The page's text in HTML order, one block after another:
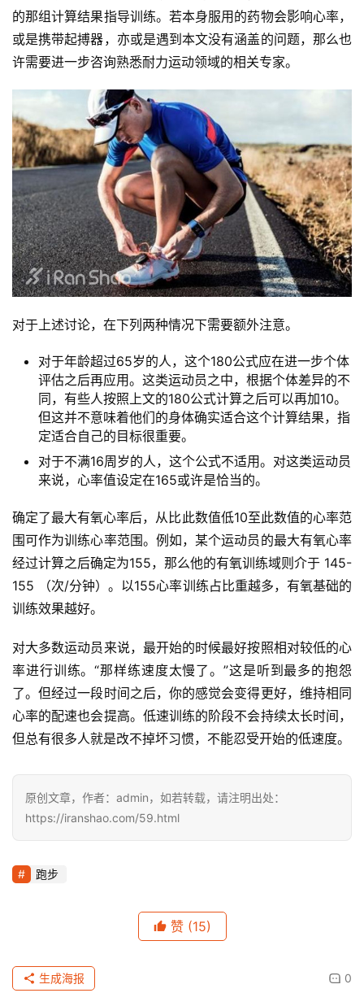
比
赛
观
察
装
备
训
练
户
运
动
集
的那组计算结果指导训练。若本身服用的药物会影响心率，
或是携带起搏器，亦或是遇到本文没有涵盖的问题，那么也
许需要进一步咨询熟悉耐力运动领域的相关专家。
对于上述讨论，在下列两种情况下需要额外注意。
对于年龄超过65岁的人，这个180公式应在进一步个体
评估之后再应用。这类运动员之中，根据个体差异的不
同，有些人按照上文的180公式计算之后可以再加10。
但这并不意味着他们的身体确实适合这个计算结果，指
定适合自己的目标很重要。
对于不满16周岁的人，这个公式不适用。对这类运动员
来说，心率值设定在165或许是恰当的。
确定了最大有氧心率后，从比此数值低10至此数值的心率范
围可作为训练心率范围。例如，某个运动员的最大有氧心率
经过计算之后确定为155，那么他的有氧训练域则介于 145-
155 （次/分钟）。以155心率训练占比重越多，有氧基础的
训练效果越好。
对大多数运动员来说，最开始的时候最好按照相对较低的心
率进行训练。“那样练速度太慢了。”这是听到最多的抱怨
了。但经过一段时间之后，你的感觉会变得更好，维持相同
心率的配速也会提高。低速训练的阶段不会持续太长时间，
但总有很多人就是改不掉坏习惯，不能忍受开始的低速度。
原创文章，作者：admin，如若转载，请注明出处：
https://iranshao.com/59.html
跑步
赞 (15)
0
生成海报